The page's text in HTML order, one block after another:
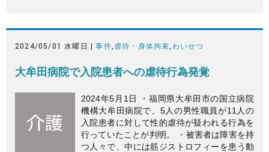
2024/05/01 水曜日 |事件, 虐待・身体拘束, わいせつ
大牟田病院で入院患者への虐待行為発覚
2024年5月1日 ・福岡県大牟田市の国立病院
機構大牟田病院で、5人の男性職員が11人の
入院患者に対して性的虐待が疑われる行為を
行っていたことが判明。 ・被害者は障害を持
つ人々で、中には筋ジストロフィーを患う動